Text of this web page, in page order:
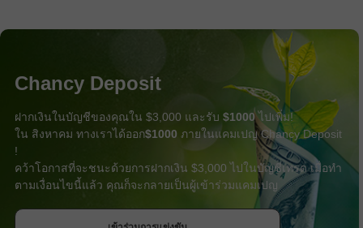
เข้าร่วมการแข่งขัน
Chancy Deposit
ฝากเงินในบัญชีของคุณใน $3,000 และรับ $1000ไปเพิ่ม!
ใน สิงหาคม ทางเราได้ออก$1000 ภายในแคมเปญ Chancy Deposit
!
คว้าโอกาสที่จะชนะด้วยการฝากเงิน $3,000 ไปในบัญชีเทรด เมื่อทำ
ตามเงื่อนไขนี้แล้ว คุณก็จะกลายเป็นผู้เข้าร่วมแคมเปญ